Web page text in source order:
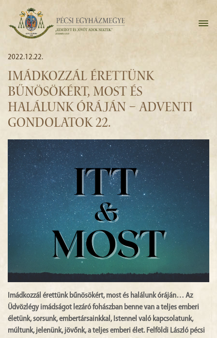
2022.12.22.
IMÁDKOZZÁL ÉRETTÜNK
BŰNÖSÖKÉRT, MOST ÉS
HALÁLUNK ÓRÁJÁN – ADVENTI
GONDOLATOK 22.
Imádkozzál érettünk bűnösökért, most és halálunk óráján… Az
Üdvözlégy imádságot lezáró fohászban benne van a teljes emberi
életünk, sorsunk, embertársainkkal, Istennel való kapcsolatunk,
múltunk, jelenünk, jövőnk, a teljes emberi élet. Felföldi László pécsi